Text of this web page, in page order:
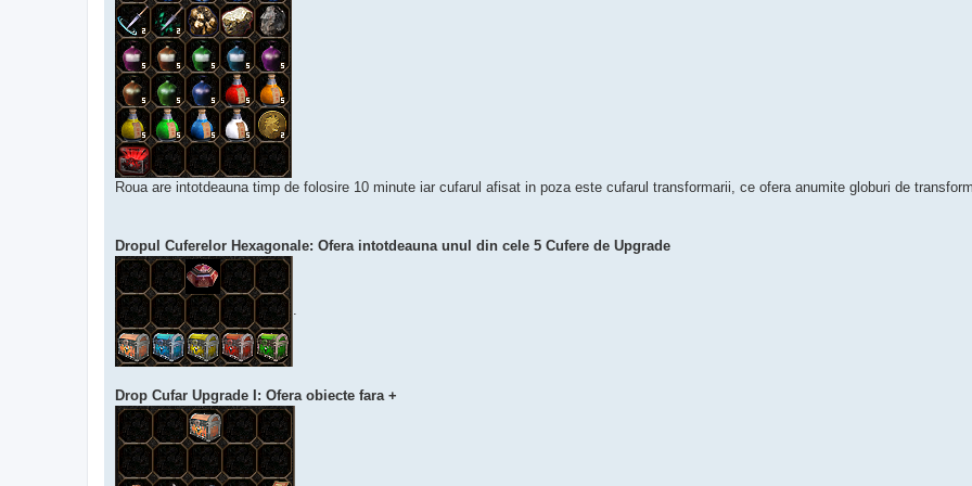
Roua are intotdeauna timp de folosire 10 minute iar cufarul afisat in poza este cufarul transformarii, ce ofera anumite globuri de
Dropul Cuferelor Hexagonale: Ofera intotdeauna unul din cele 5 Cufere de Upgrade
.
Drop Cufar Upgrade I: Ofera obiecte fara +